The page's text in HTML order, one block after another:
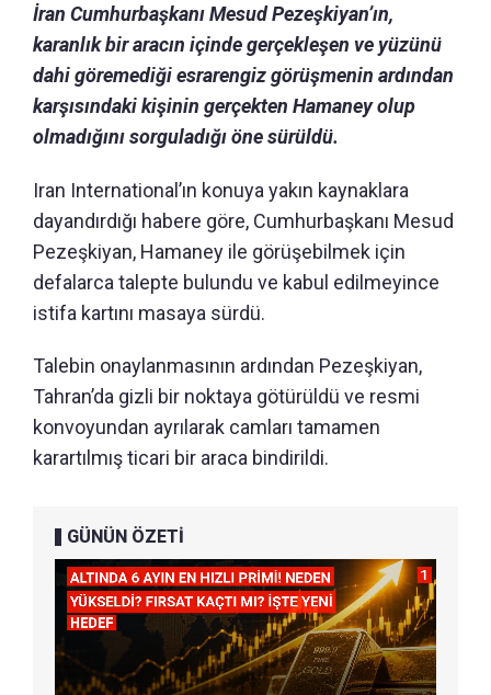
İran Cumhurbaşkanı Mesud Pezeşkiyan’ın,
karanlık bir aracın içinde gerçekleşen ve yüzünü
dahi göremediği esrarengiz görüşmenin ardından
karşısındaki kişinin gerçekten Hamaney olup
olmadığını sorguladığı öne sürüldü.
Iran International’ın konuya yakın kaynaklara
dayandırdığı habere göre, Cumhurbaşkanı Mesud
Pezeşkiyan, Hamaney ile görüşebilmek için
defalarca talepte bulundu ve kabul edilmeyince
istifa kartını masaya sürdü.
Talebin onaylanmasının ardından Pezeşkiyan,
Tahran’da gizli bir noktaya götürüldü ve resmi
konvoyundan ayrılarak camları tamamen
karartılmış ticari bir araca bindirildi.
GÜNÜN ÖZETİ